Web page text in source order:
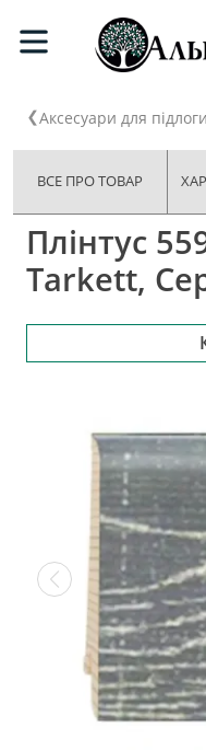
Аксесуари для підлоги
ВСЕ ПРО ТОВАР
Плінтус
Tarkett,